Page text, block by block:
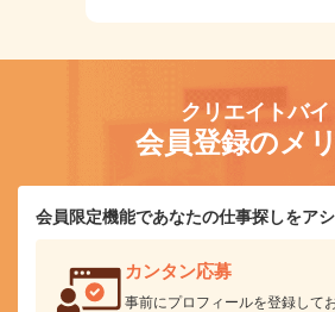
クリエイトバイ
会員登録のメ
会員限定機能であなたの仕事探しをアシ
カンタン応募
事前にプロフィールを登録して